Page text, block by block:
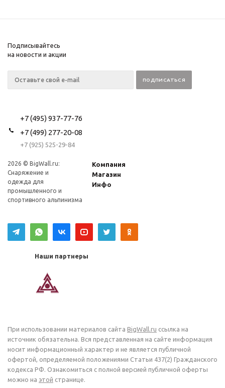
Подписывайтесь
на новости и акции
+7 (495) 937-77-76
+7 (499) 277-20-08
+7 (925) 525-29-84
2026 © BigWall.ru:
Снаряжение и
одежда для
промышленного и
спортивного альпинизма
Компания
Магазин
Инфо
Наши партнеры
При использовании материалов сайта BigWall.ru ссылка на
источник обязательна. Вся представленная на сайте информация
носит информационный характер и не является публичной
офертой, определяемой положениями Статьи 437(2) Гражданского
кодекса РФ. Ознакомиться с полной версией публичной оферты
можно на этой странице.